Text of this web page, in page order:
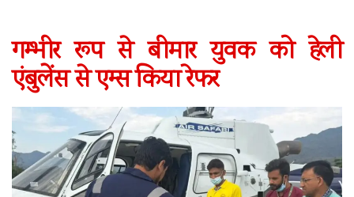
गम्भीर रूप से बीमार युवक को हेली
एंबुलेंस से एम्स किया रेफर